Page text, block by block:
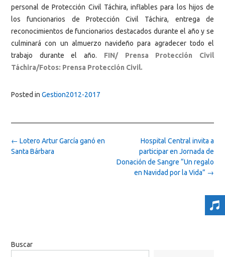
personal de Protección Civil Táchira, inflables para los hijos de
los funcionarios de Protección Civil Táchira, entrega de
reconocimientos de funcionarios destacados durante el año y se
culminará con un almuerzo navideño para agradecer todo el
trabajo durante el año. FIN/ Prensa Protección Civil
Táchira/Fotos: Prensa Protección Civil.
Posted in Gestion2012-2017
Post
navigation
Hospital Central invita a
participar en Jornada de
Donación de Sangre “Un regalo
en Navidad por la Vida” →
← Lotero Artur García ganó en
Santa Bárbara
Buscar